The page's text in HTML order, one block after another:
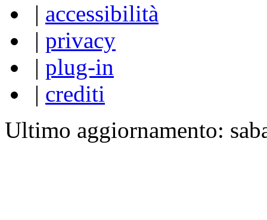
| accessibilità
| privacy
| plug-in
| crediti
Ultimo aggiornamento: